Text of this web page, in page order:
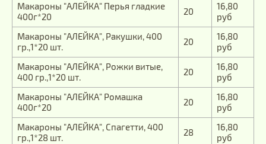
Макароны "АЛЕЙКА" Перья гладкие
400г*20
20
16,80
руб
Макароны "АЛЕЙКА", Ракушки, 400
гр.,1*20 шт.
20
16,80
руб
Макароны "АЛЕЙКА", Рожки витые,
400 гр.,1*20 шт.
20
16,80
руб
Макароны "АЛЕЙКА" Ромашка
400г*20
20
16,80
руб
Макароны "АЛЕЙКА", Спагетти, 400
гр.,1*28 шт.
28
16,80
руб